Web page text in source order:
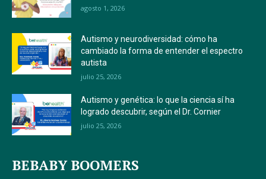
agosto 1, 2026
Autismo y neurodiversidad: cómo ha
cambiado la forma de entender el espectro
autista
julio 25, 2026
Autismo y genética: lo que la ciencia sí ha
logrado descubrir, según el Dr. Cornier
julio 25, 2026
BEBABY BOOMERS